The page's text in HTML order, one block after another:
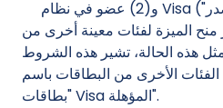
منح الميزة لفئات معينة أخرى من
هذه الحالة، تشير هذه الشروط
الفئات الأخرى من البطاقات باسم
"بطاقات Visa المؤهلة".